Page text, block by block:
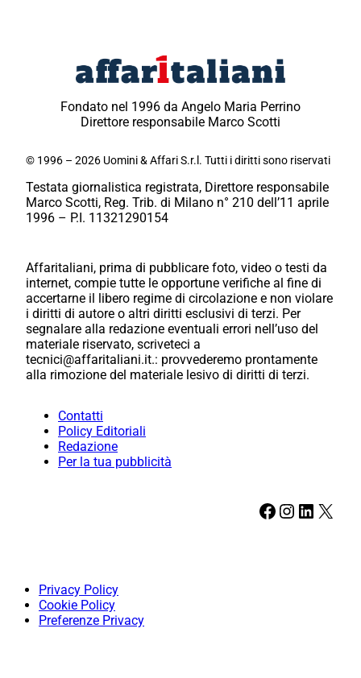
Fondato nel 1996 da Angelo Maria Perrino
Direttore responsabile Marco Scotti
© 1996 – 2026 Uomini & Affari S.r.l. Tutti i diritti sono riservati
Testata giornalistica registrata, Direttore responsabile
Marco Scotti, Reg. Trib. di Milano n° 210 dell’11 aprile
1996 – P.I. 11321290154
Affaritaliani, prima di pubblicare foto, video o testi da
internet, compie tutte le opportune verifiche al fine di
accertarne il libero regime di circolazione e non violare
i diritti di autore o altri diritti esclusivi di terzi. Per
segnalare alla redazione eventuali errori nell’uso del
materiale riservato, scriveteci a
tecnici@affaritaliani.it.: provvederemo prontamente
alla rimozione del materiale lesivo di diritti di terzi.
Contatti
Policy Editoriali
Redazione
Per la tua pubblicità
Facebook Instagram LinkedIn X
Privacy Policy
Cookie Policy
Preferenze Privacy